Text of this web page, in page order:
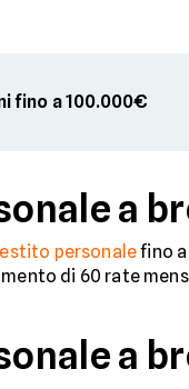
fino a 100.000€
a
personalefino
di 60 rate
a